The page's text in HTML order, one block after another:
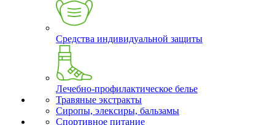
Средства индивидуальной защиты
Лечебно-профилактическое белье
Травяные экстракты
Сиропы, элексиры, бальзамы
Спортивное питание